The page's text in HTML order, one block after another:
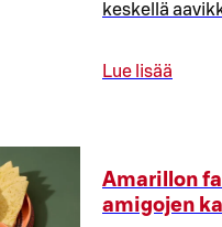
keskellä
Lue lisää
Amarillon
amigojen